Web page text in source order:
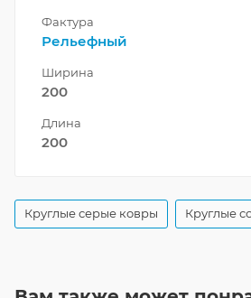
Фактура
Рельефный
Ширина
200
Длина
200
Круглые серые ковры Круглые